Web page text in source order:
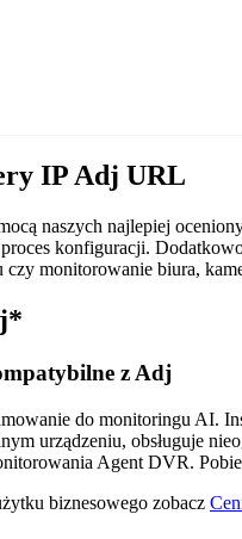
IP Adj URL
naszych najlepiej
konfiguracji.
monitorowanie biura,
z Adj
do monitoringu AI.
urządzeniu, obsługuje
Agent DVR.
biznesowego zobacz